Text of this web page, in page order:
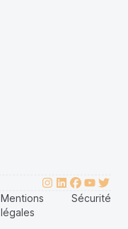
Mentions
légales
Sécurité